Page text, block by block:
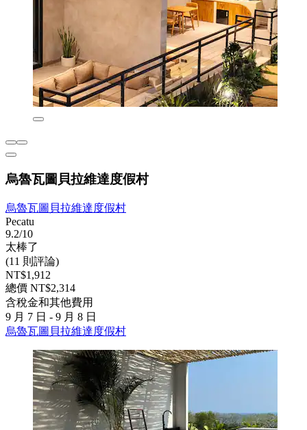
烏魯瓦圖貝拉維達度假村
烏魯瓦圖貝拉維達度假村
Pecatu
9.2/10
太棒了
(11 則評論)
NT$1,912
總價 NT$2,314
含稅金和其他費用
9 月 7 日 - 9 月 8 日
烏魯瓦圖貝拉維達度假村